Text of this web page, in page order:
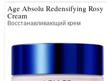
Age Absolu Redensifying Rosy
Cream
Восстанавливающий крем